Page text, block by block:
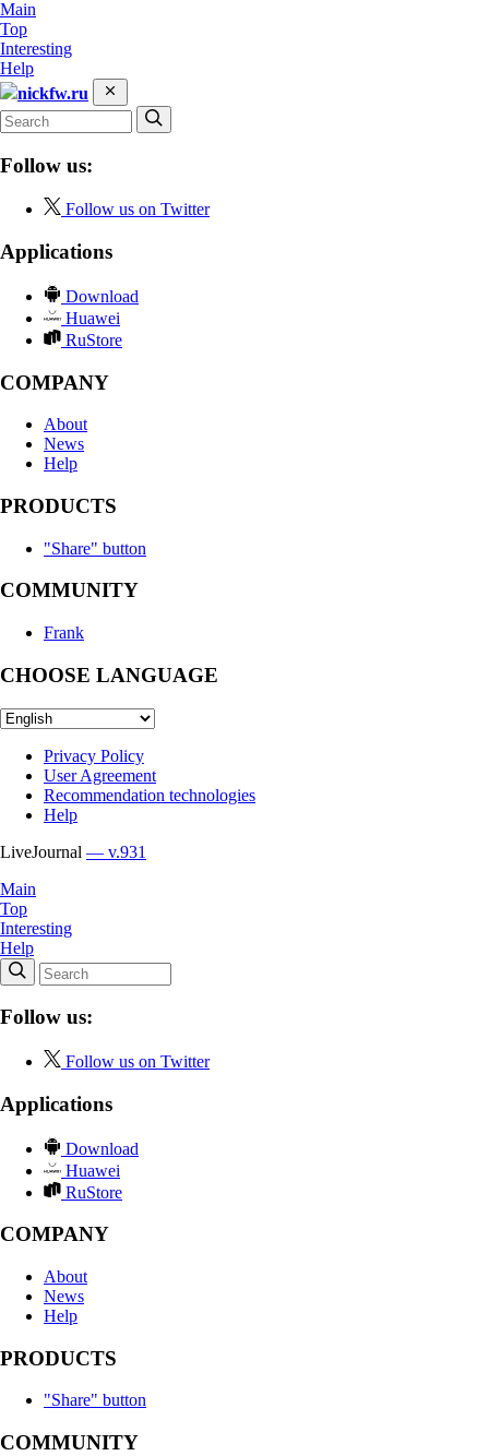
Main
Top
Interesting
Help
nickfw.ru
Follow us:
Follow us on Twitter
Applications
Download
Huawei
RuStore
COMPANY
About
News
Help
PRODUCTS
"Share" button
COMMUNITY
Frank
CHOOSE LANGUAGE
Privacy Policy
User Agreement
Recommendation technologies
Help
LiveJournal — v.931
Main
Top
Interesting
Help
Follow us:
Follow us on Twitter
Applications
Download
Huawei
RuStore
COMPANY
About
News
Help
PRODUCTS
"Share" button
COMMUNITY